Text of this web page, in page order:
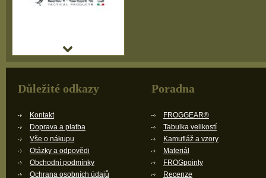
Důležité odkazy
Kontakt
Doprava a platba
Vše o nákupu
Otázky a odpovědi
Obchodní podmínky
Ochrana osobních údajů
Poradna
FROGGEAR®
Tabulka velikostí
Kamufláž a vzory
Materiál
FROGpointy
Recenze